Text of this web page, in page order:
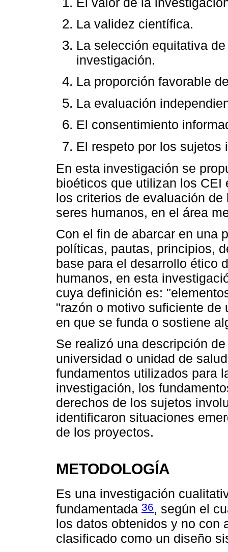
La validez científica.
La selección equitativa
investigación.
La proporción favorable
La evaluación
El consentimiento
El respeto por los
En esta investigación se
bioéticos que utilizan los CEI
los criterios de evaluación
seres humanos, en el área
Con el fin de abarcar en una
políticas, pautas, principios,
base para el desarrollo ético
humanos, en esta
cuya definición es:
"razón o motivo suficiente
en que se funda o sostiene
Se realizó una descripción
universidad o unidad de
fundamentos utilizados para
investigación, los
derechos de los sujetos
identificaron situaciones
de los proyectos.
METODOLOGÍA
Es una investigación
fundamentada 36, según el
los datos obtenidos y no con
clasificado como un diseño